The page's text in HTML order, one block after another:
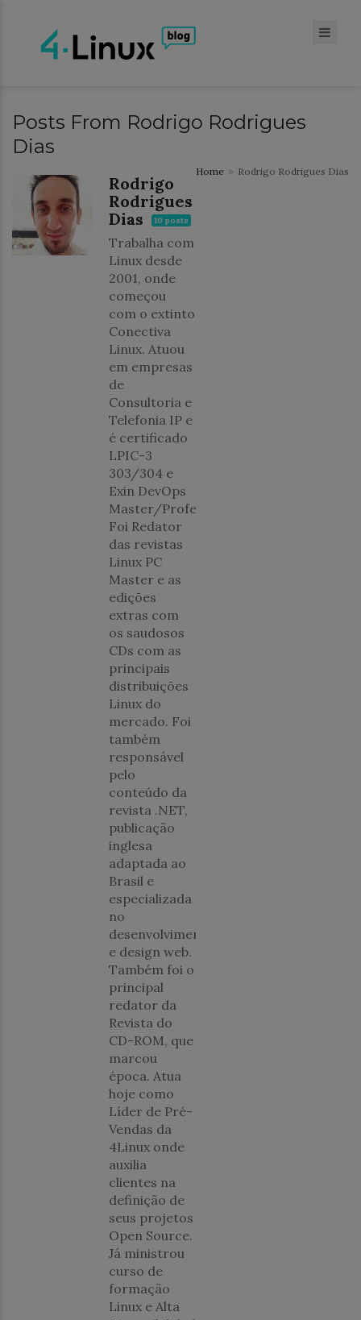
Posts From Rodrigo Rodrigues
Dias
Home Rodrigo Rodrigues Dias
Rodrigo
Rodrigues
Dias
10 posts
Trabalha com
Linux desde
2001, onde
começou
com o extinto
Conectiva
Linux. Atuou
em empresas
de
Consultoria e
Telefonia IP e
é certificado
LPIC-3
303/304 e
Exin DevOps
Master/Professional.
Foi Redator
das revistas
Linux PC
Master e as
edições
extras com
os saudosos
CDs com as
principais
distribuições
Linux do
mercado. Foi
também
responsável
pelo
conteúdo da
revista .NET,
publicação
inglesa
adaptada ao
Brasil e
especializada
no
desenvolvimento
e design web.
Também foi o
principal
redator da
Revista do
CD-ROM, que
marcou
época. Atua
hoje como
Líder de Pré-
Vendas da
4Linux onde
auxilia
clientes na
definição de
seus projetos
Open Source.
Já ministrou
curso de
formação
Linux e Alta